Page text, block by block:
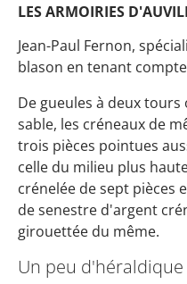
LES ARMOIRIES
Jean-Paul Fernon,
blason en tenant
De gueules à deux
sable, les créneaux de
trois pièces pointues
celle du milieu plus
crénelée de sept pièces
de senestre d'argent
girouettée du même.
Un peu d'héraldique